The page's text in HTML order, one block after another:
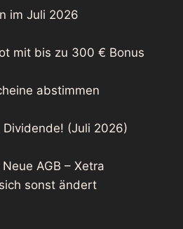
im Juli 2026
mit bis zu 300 € Bonus
abstimmen
(Juli 2026)
AGB – Xetra
sonst ändert